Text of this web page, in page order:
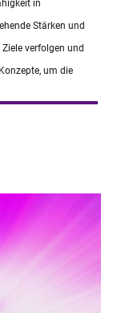
in
Stärken und
verfolgen und
um die